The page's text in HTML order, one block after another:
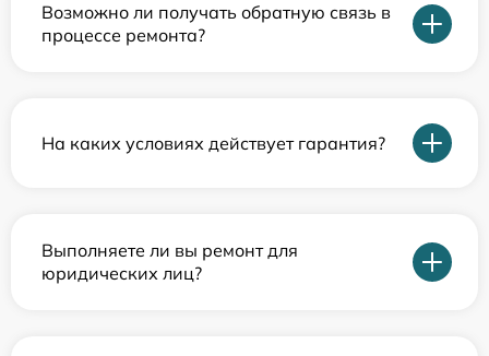
Возможно ли получать обратную связь в
процессе ремонта?
На каких условиях действует гарантия?
Выполняете ли вы ремонт для
юридических лиц?